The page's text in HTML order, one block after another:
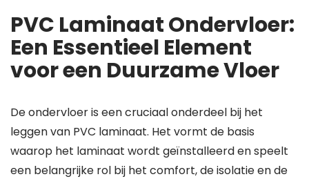
PVC Laminaat Ondervloer:
Een Essentieel Element
voor een Duurzame Vloer
De ondervloer is een cruciaal onderdeel bij het
leggen van PVC laminaat. Het vormt de basis
waarop het laminaat wordt geïnstalleerd en speelt
een belangrijke rol bij het comfort, de isolatie en de